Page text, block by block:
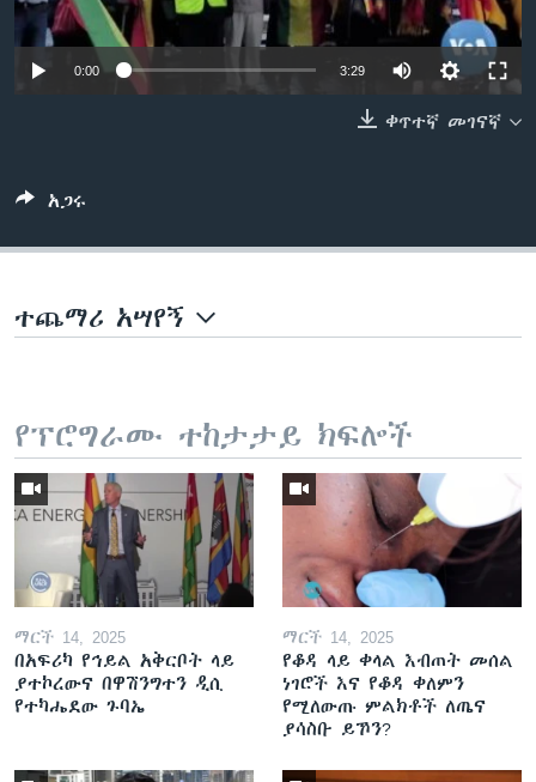
0:00 3:29
ቀጥተኛ መገናኛ
አጋሩ
ተጨማሪ አሣየኝ
የፕሮግራሙ ተከታታይ ክፍሎች
ማርች 14, 2025
በአፍሪካ የኅይል አቅርቦት ላይ
ያተኮረውና በዋሽንግተን ዲሲ
የተካሔደው ጉባኤ
ማርች 14, 2025
የቆዳ ላይ ቀላል እብጠት መሰል
ነገሮች እና የቆዳ ቀለምን
የሚለውጡ ምልክቶች ለጤና
ያሳስቡ ይኾን?